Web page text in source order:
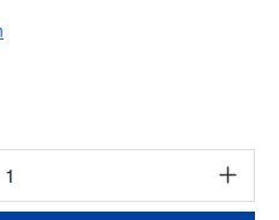
den gewünschten